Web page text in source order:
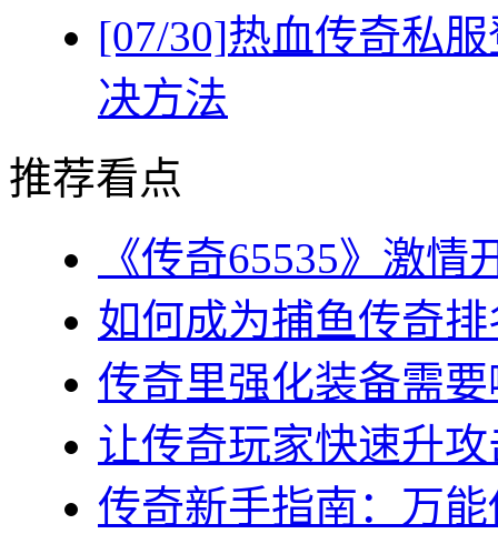
[07/30]热血传奇私
决方法
推荐看点
《传奇65535》激
如何成为捕鱼传奇
传奇里强化装备需
让传奇玩家快速升
传奇新手指南：万